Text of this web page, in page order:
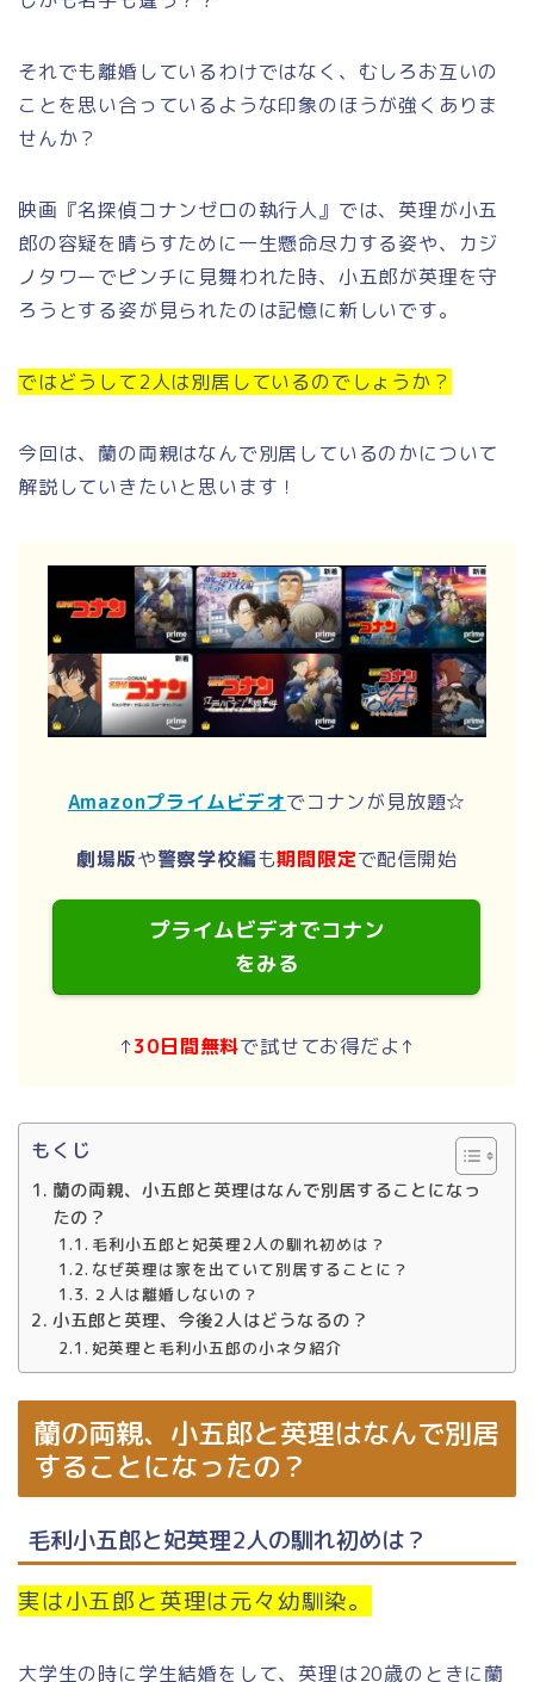
それでも離婚しているわけではなく、むしろお互いの
ことを思い合っているような印象のほうが強くありま
せんか？
映画『名探偵コナンゼロの執行人』では、英理が小五
郎の容疑を晴らすために一生懸命尽力する姿や、カジ
ノタワーでピンチに見舞われた時、小五郎が英理を守
ろうとする姿が見られたのは記憶に新しいです。
ではどうして2人は別居しているのでしょうか？
今回は、蘭の両親はなんで別居しているのかについて
解説していきたいと思います！
Amazonプライムビデオでコナンが見放題☆
劇場版や警察学校編も期間限定で配信開始
プライムビデオでコナン
をみる
↑30日間無料で試せてお得だよ↑
もくじ
蘭の両親、小五郎と英理はなんで別居することになっ
たの？
毛利小五郎と妃英理2人の馴れ初めは？
なぜ英理は家を出ていて別居することに？
２人は離婚しないの？
小五郎と英理、今後2人はどうなるの？
妃英理と毛利小五郎の小ネタ紹介
蘭の両親、小五郎と英理はなんで別居
することになったの？
毛利小五郎と妃英理2人の馴れ初めは？
実は小五郎と英理は元々幼馴染。
大学生の時に学生結婚をして、英理は20歳のときに蘭